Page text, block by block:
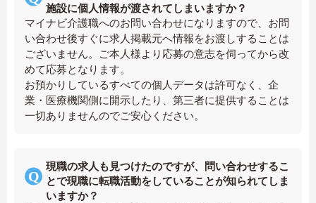
施設に個人情報が渡されてしまいますか？
マイナビ介護職へのお問い合わせになりますので、お問
い合わせ後すぐに求人掲載元へ情報をお渡しすることは
ございません。ご本人様より応募の意志を伺ってから改
めて応募となります。
お預かりしているすべての個人データは許可なく、企
業・医療機関側に開示したり、第三者に提供することは
一切ありませんのでご安心ください。
現職の求人も見つけたのですが、問い合わせするこ
とで現職に転職活動をしていることが知られてしま
いますか？